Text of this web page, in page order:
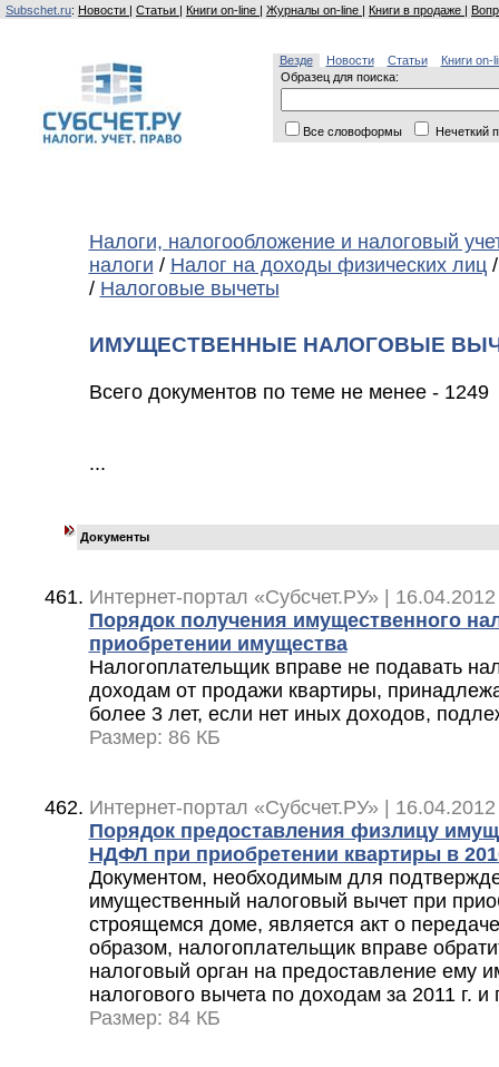
Subschet.ru: Новости | Статьи | Книги on-line | Журналы on-line | Книги в продаже |
Везде Новости Статьи
Книги on-
Образец для поиска:
Все словоформы Нечеткий
Налоги, налогообложение и налоговый
налоги / Налог на доходы физических лиц
/ Налоговые вычеты
ИМУЩЕСТВЕННЫЕ НАЛОГОВЫЕ
Всего документов по теме не менее - 1249
...
Документы
Интернет-портал «Субсчет.РУ» |
Порядок получения имущественного
приобретении имущества
Налогоплательщик вправе не подавать
доходам от продажи квартиры,
более 3 лет, если нет иных доходов,
Размер: 86 КБ
Интернет-портал «Субсчет.РУ» |
Порядок предоставления физлицу
НДФЛ при приобретении квартиры в
Документом, необходимым для
имущественный налоговый вычет при
строящемся доме, является акт о
образом, налогоплательщик вправе
налоговый орган на предоставление ему
налогового вычета по доходам за 2011 г.
Размер: 84 КБ